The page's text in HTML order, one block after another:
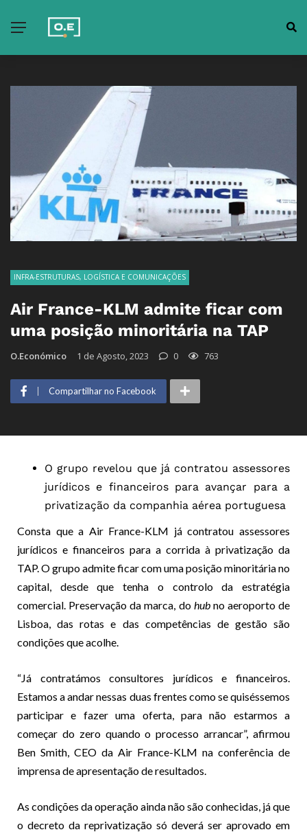
INFRA-ESTRUTURAS, LOGÍSTICA E COMUNICAÇÕES
Air France-KLM admite ficar com
uma posição minoritária na TAP
O.Económico 1 de Agosto, 2023 0 763
Compartilhar no Facebook
O grupo revelou que já contratou assessores
jurídicos e financeiros para avançar para a
privatização da companhia aérea portuguesa
Consta que a Air France-KLM já contratou assessores
jurídicos e financeiros para a corrida à privatização da
TAP. O grupo admite ficar com uma posição minoritária no
capital, desde que tenha o controlo da estratégia
comercial. Preservação da marca, do hubno aeroporto de
Lisboa, das rotas e das competências de gestão são
condições que acolhe.
“Já contratámos consultores jurídicos e financeiros.
Estamos a andar nessas duas frentes como se quiséssemos
participar e fazer uma oferta, para não estarmos a
começar do zero quando o processo arrancar”, afirmou
Ben Smith, CEO da Air France-KLM na conferência de
imprensa de apresentação de resultados.
As condições da operação ainda não são conhecidas, já que
o decreto da reprivatização só deverá ser aprovado em